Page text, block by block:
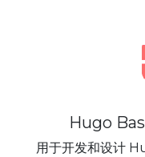
Hugo
用于开发和设计